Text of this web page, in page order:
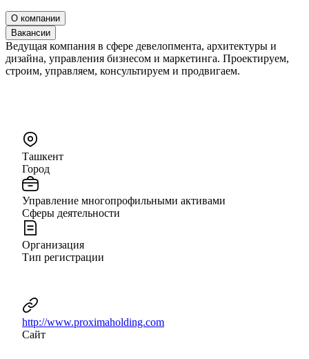
О компании
Вакансии
Ведущая компания в сфере девелопмента, архитектуры и
дизайна, управления бизнесом и маркетинга. Проектируем,
строим, управляем, консультируем и продвигаем.
Ташкент
Город
Управление многопрофильными активами
Сферы деятельности
Организация
Тип регистрации
http://www.proximaholding.com
Сайт